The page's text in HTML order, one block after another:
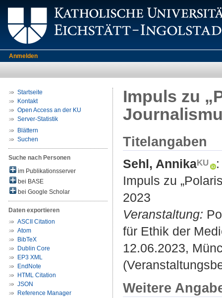
Anmelden
Startseite
Kontakt
Open Access an der KU
Server-Statistik
Blättern
Suchen
Suche nach Personen
im Publikationsserver
bei BASE
bei Google Scholar
Daten exportieren
ASCII Citation
Atom
BibTeX
Dublin Core
EP3 XML
EndNote
HTML Citation
JSON
Reference Manager
Impuls zu
Titelangaben
Sehl, Annika
:
Impuls zu
2023
Veranstaltung:
für Ethik der
12.06.2023,
Weitere